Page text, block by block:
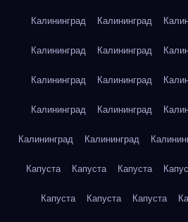
Калининград Калининград
Калининград Калининград
Калининград Калининград
Калининград Калининград
Калининград Калининград
Капуста Капуста Капуста
Капуста Капуста Капуста